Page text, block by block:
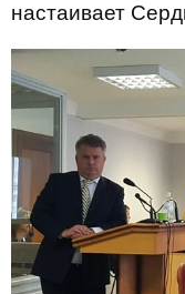
настаивает